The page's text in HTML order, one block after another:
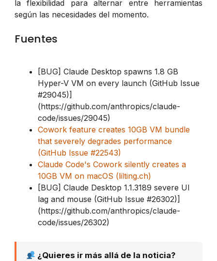
la flexibilidad para alternar entre herramientas
según las necesidades del momento.
Fuentes
[BUG] Claude Desktop spawns 1.8 GB
Hyper-V VM on every launch (GitHub Issue
#29045)]
(https://github.com/anthropics/claude-
code/issues/29045)
Cowork feature creates 10GB VM bundle
that severely degrades performance
(GitHub Issue #22543)
Claude Code's Cowork silently creates a
10GB VM on macOS (lilting.ch)
[BUG] Claude Desktop 1.1.3189 severe UI
lag and mouse (GitHub Issue #26302)]
(https://github.com/anthropics/claude-
code/issues/26302)
¿Quieres ir más allá de la noticia?